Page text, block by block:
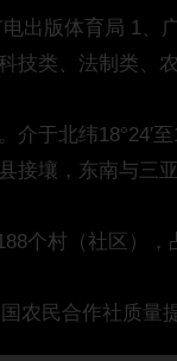
出版体育局 1、
技类、法制类、
北纬18°24′至
接壤，东南与三
个村（社区）
农民合作社质量